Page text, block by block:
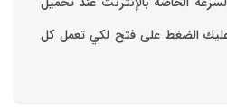
عليك الضغط على فتح لكي تعمل كل